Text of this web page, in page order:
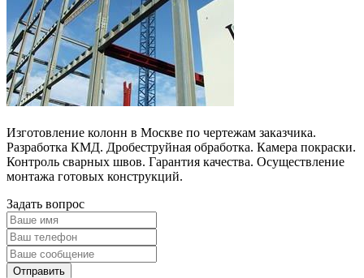
Изготовление колонн в Москве по чертежам заказчика.
Разработка КМД. Дробеструйная обработка. Камера покраски.
Контроль сварных швов. Гарантия качества. Осуществление
монтажа готовых конструкций.
Задать вопрос
Отправить